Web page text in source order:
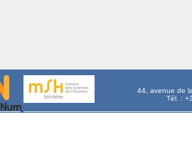
44, avenue de
Tél. :